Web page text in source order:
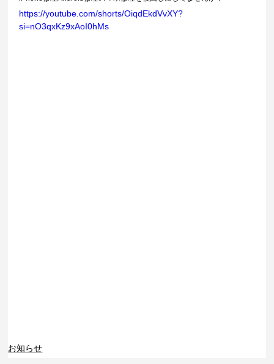
https://youtube.com/shorts/OiqdEkdVvXY?
si=nO3qxKz9xAoI0hMs
お知らせ